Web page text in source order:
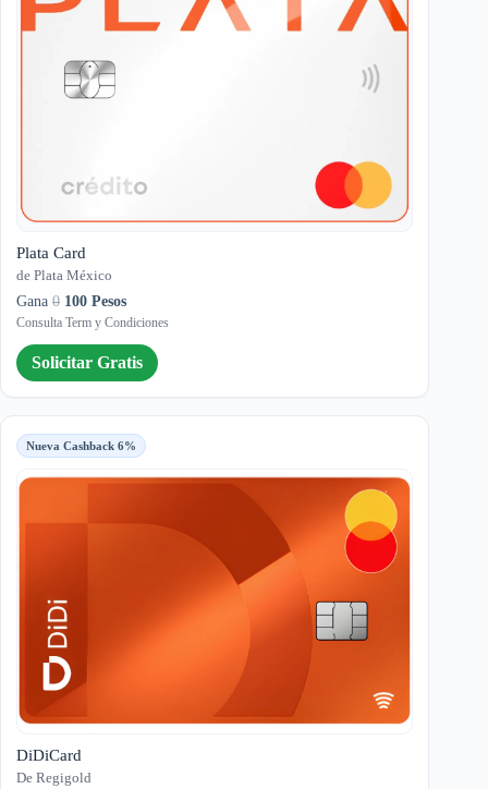
Plata Card
de Plata México
Gana 0 100 Pesos
Consulta Term y Condiciones
Solicitar Gratis
Nueva Cashback 6%
DiDiCard
De Regigold